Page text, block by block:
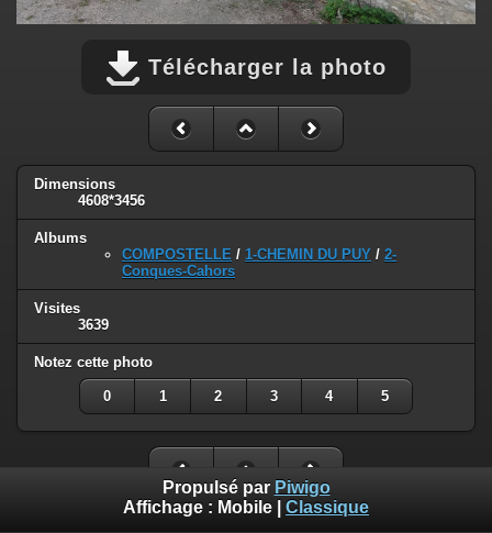
Télécharger la photo
Dimensions
4608*3456
Albums
COMPOSTELLE / 1-CHEMIN DU PUY / 2-
Conques-Cahors
Visites
3639
Notez cette photo
0 1 2 3 4 5
Propulsé par Piwigo
Affichage : Mobile Classique